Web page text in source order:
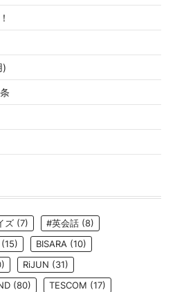
)
ズ (7) #英会話 (8)
(15) BISARA (10)
RiJUN (31)
(80) TESCOM (17)